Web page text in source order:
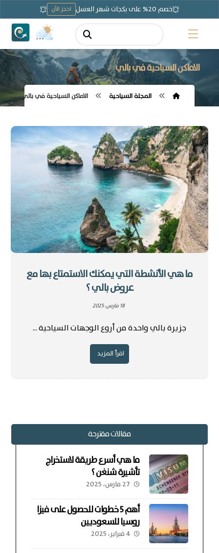
خصم 20% على بكجات شهر العسل احجز الآن
الاماكن السياحية في بالي
المجلة السياحية الاماكن السياحية في بالي
ما هي الأنشطة التي يمكنك الاستمتاع بها مع
عروض بالي ؟
18 مارس، 2025
جزيرة بالي واحدة من أروع الوجهات السياحية ...
اقرأ المزيد
مقالات مقترحة
ما هي أسرع طريقة لاستخراج
تأشيرة شنغن ؟
27 مارس، 2025
أهم 5 خطوات للحصول على فيزا
روسيا للسعوديين
4 فبراير، 2025